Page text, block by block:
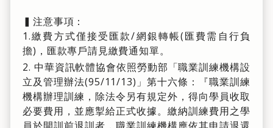
▍注意事項：
1.繳費方式僅接受匯款/網銀轉帳(匯費需自行負
擔)，匯款專戶請見繳費通知單。
2. 中華資訊軟體協會依照勞動部「職業訓練機構設
立及管理辦法(95/11/13)」第十六條：『職業訓練
機構辦理訓練，除法令另有規定外，得向學員收取
必要費用，並應掣給正式收據。繳納訓練費用之學